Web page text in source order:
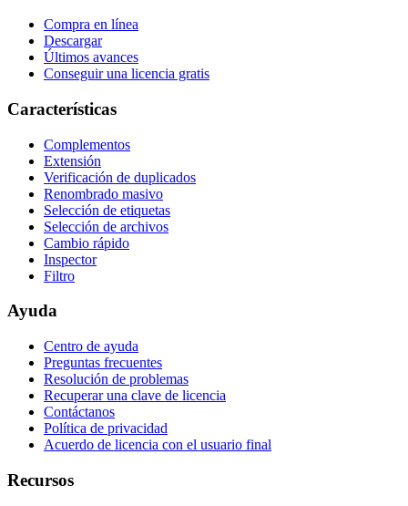
Compra en línea
Descargar
Últimos avances
Conseguir una licencia gratis
Características
Complementos
Extensión
Verificación de duplicados
Renombrado masivo
Selección de etiquetas
Selección de archivos
Cambio rápido
Inspector
Filtro
Ayuda
Centro de ayuda
Preguntas frecuentes
Resolución de problemas
Recuperar una clave de licencia
Contáctanos
Política de privacidad
Acuerdo de licencia con el usuario final
Recursos